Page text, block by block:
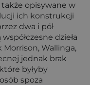
także opisywane w
ich konstrukcji
dwa i pół
dzieła
Wallinga,
jednak brak
byłyby
spoza